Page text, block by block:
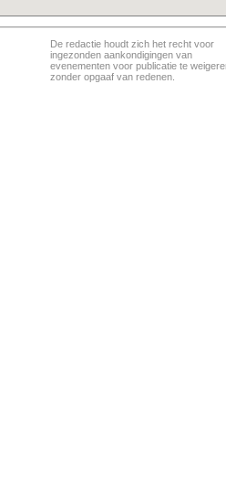
De redactie houdt zich het recht voor
ingezonden aankondigingen van
evenementen voor publicatie te
zonder opgaaf van redenen.